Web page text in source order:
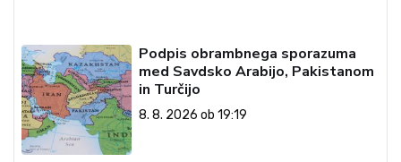
Podpis obrambnega sporazuma
med Savdsko Arabijo, Pakistanom
in Turčijo
8. 8. 2026 ob 19:19